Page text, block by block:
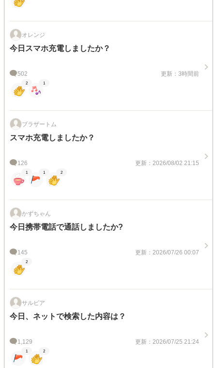
オレンジ
今日スマホ充電しましたか？
502 更新：3時間前
2 1
ブラザートム
スマホ充電しましたか？
126 更新：2026/08/02 21:15
1 1 2
かずちゃん
今日携帯電話で通話しましたか?
145 更新：2026/07/26 00:07
2
サルビア
今日、ネットで検索した内容は？
1,129 更新：2026/07/25 21:24
1 2